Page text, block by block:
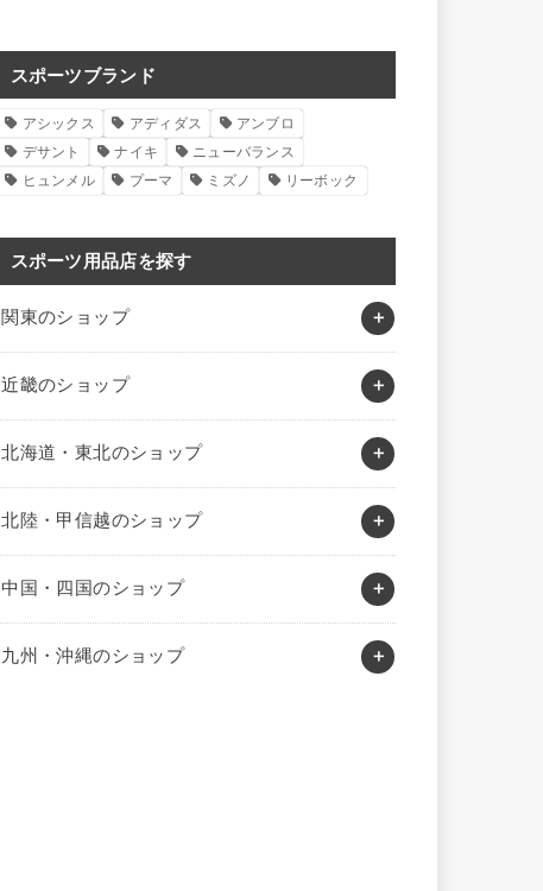
スポーツブランド
アシックス アディダス
アンブロ
デサント
ナイキ
ニューバランス
ヒュンメル
プーマ ミズノ リーボック
スポーツ用品店を探す
関東のショップ
近畿のショップ
北海道・東北のショップ
北陸・甲信越のショップ
中国・四国のショップ
九州・沖縄のショップ